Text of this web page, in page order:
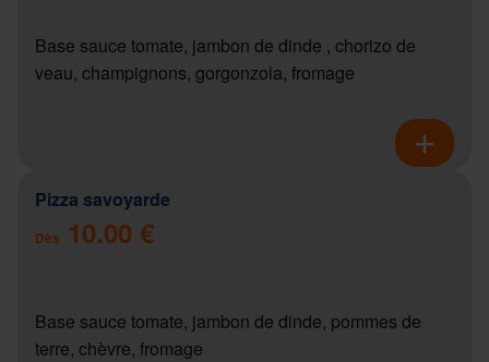
Base sauce tomate, jambon de dinde , chorizo de
veau, champignons, gorgonzola, fromage
Pizza savoyarde
Dès 10.00 €
Base sauce tomate, jambon de dinde, pommes de
terre, chèvre, fromage